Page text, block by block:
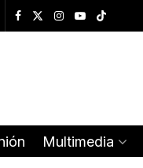
Multimedia